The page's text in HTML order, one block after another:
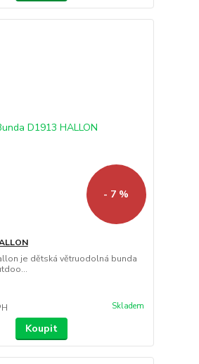
- 7 %
je dětská větruodolná bunda
Skladem
Koupit